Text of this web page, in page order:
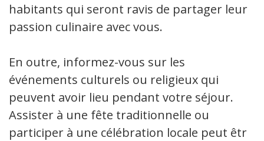
habitants qui seront ravis de partager leur
passion culinaire avec vous.
En outre, informez-vous sur les
événements culturels ou religieux qui
peuvent avoir lieu pendant votre séjour.
Assister à une fête traditionnelle ou
participer à une célébration locale peut être